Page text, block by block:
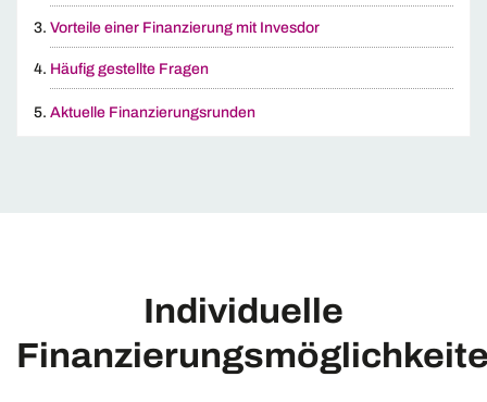
Vorteile einer Finanzierung mit Invesdor
Häufig gestellte Fragen
Aktuelle Finanzierungsrunden
Individuelle